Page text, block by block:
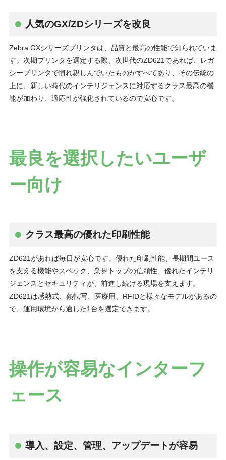
人気のGX/ZDシリーズを改良
Zebra GXシリーズプリンタは、品質と最高の性能で知られていま
す。次期プリンタを選定する際、次世代のZD621であれば、レガ
シープリンタで慣れ親しんでいたものがすべてあり、その伝統の
上に、新しい時代のインテリジェンスに対応するクラス最高の機
能が加わり、適応性が強化されているので安心です。
最良を選択したいユーザ
ー向け
クラス最高の優れた印刷性能
ZD621があれば毎日が安心です。優れた印刷性能、長期間ユース
を支える機能やスペック、業界トップの信頼性、優れたインテリ
ジェンスとセキュリティが、前進し続ける現場を支えます。
ZD621は感熱式、熱転写、医療用、RFIDと様々なモデルがあるの
で、運用環境から適した1台を選定できます。
操作が容易なインターフ
ェース
導入、設定、管理、アップデートが容易